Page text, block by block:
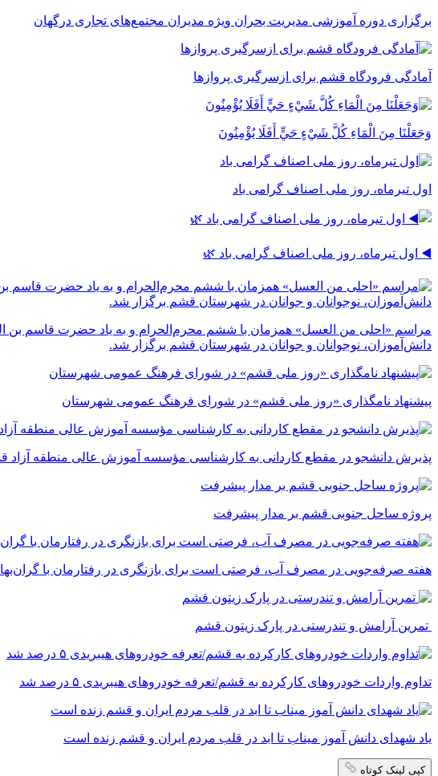
برگزاری دوره آموزشی مدیریت بحران ویژه مدیران مجتمع‌های تجاری درگهان
آمادگی فرودگاه قشم برای ازسرگیری پروازها
وَجَعَلْنَا مِنَ الْمَاءِ كُلَّ شَيْءٍ حَيٍّ أَفَلَا يُؤْمِنُونَ
اول تیرماه، روز ملی اصناف گرامی باد
◀️ اول تیرماه، روز ملی اصناف گرامی باد 🌿
مراسم «احلی من العسل» همزمان با ششم محرم‌الحرام و به یاد حضرت قاسم بن
دانش‌آموزان، نوجوانان و جوانان در شهرستان قشم برگزار شد.
پیشنهاد نامگذاری «روز ملی قشم» در شورای فرهنگ عمومی شهرستان
پذیرش دانشجو در مقطع کاردانی به کارشناسی مؤسسه آموزش عالی منطقه آزاد
پروژه ساحل جنوبی قشم بر مدار پیشرفت
‌هفته صرفه‌جویی در مصرف آب، فرصتی است برای بازنگری در رفتارمان با
تمرین آرامش و تندرستی در پارک زیتون قشم
تداوم واردات خودروهای کارکرده به قشم/تعرفه خودروهای هیبریدی ۵ درصد شد
یاد شهدای دانش آموز میناب تا ابد در قلب مردم ایران و قشم زنده است
کپی لینک کوتاه